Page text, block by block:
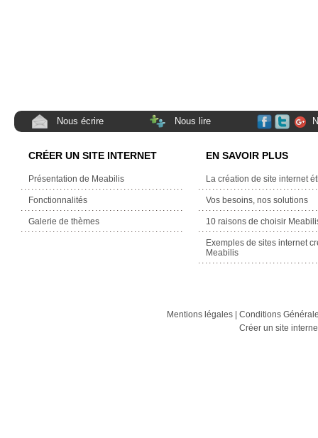
Nous écrire Nous lire
CRÉER UN SITE INTERNET
Présentation de Meabilis
Fonctionnalités
Galerie de thèmes
EN SAVOIR PLUS
La création de site internet
Vos besoins, nos solutions
10 raisons de choisir
Exemples de sites internet
Meabilis
Mentions légales| Conditions
Créer un site